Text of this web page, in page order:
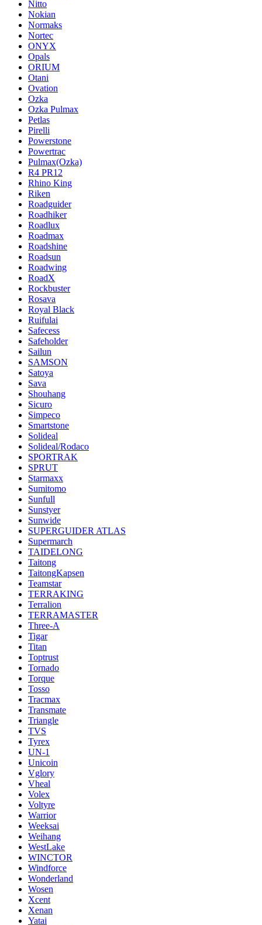
Nitto
Nokian
Normaks
Nortec
ONYX
Opals
ORIUM
Otani
Ovation
Ozka
Ozka Pulmax
Petlas
Pirelli
Powerstone
Powertrac
Pulmax(Ozka)
R4 PR12
Rhino King
Riken
Roadguider
Roadhiker
Roadlux
Roadmax
Roadshine
Roadsun
Roadwing
RoadX
Rockbuster
Rosava
Royal Black
Ruifulai
Safecess
Safeholder
Sailun
SAMSON
Satoya
Sava
Shouhang
Sicuro
Simpeco
Smartstone
Solideal
Solideal/Rodaco
SPORTRAK
SPRUT
Starmaxx
Sumitomo
Sunfull
Sunstyer
Sunwide
SUPERGUIDER ATLAS
Supermarch
TAIDELONG
Taitong
TaitongKapsen
Teamstar
TERRAKING
Terralion
TERRAMASTER
Three-A
Tigar
Titan
Toptrust
Tornado
Torque
Tosso
Tracmax
Transmate
Triangle
TVS
Tyrex
UN-1
Unicoin
Vglory
Vheal
Volex
Voltyre
Warrior
Weeksai
Weihang
WestLake
WINCTOR
Windforce
Wonderland
Wosen
Xcent
Xenan
Yatai